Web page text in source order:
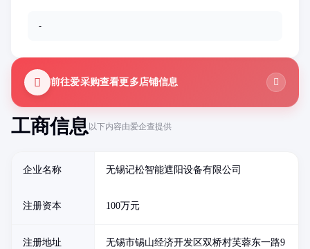
工商信息以下内容由爱企查提供
企业名称 无锡记松智能遮阳设备有限公司
注册资本 100万元
注册地址
无锡市锡山经济开发区双桥村芙蓉东一路9
-
前往爱采购查看更多店铺信息